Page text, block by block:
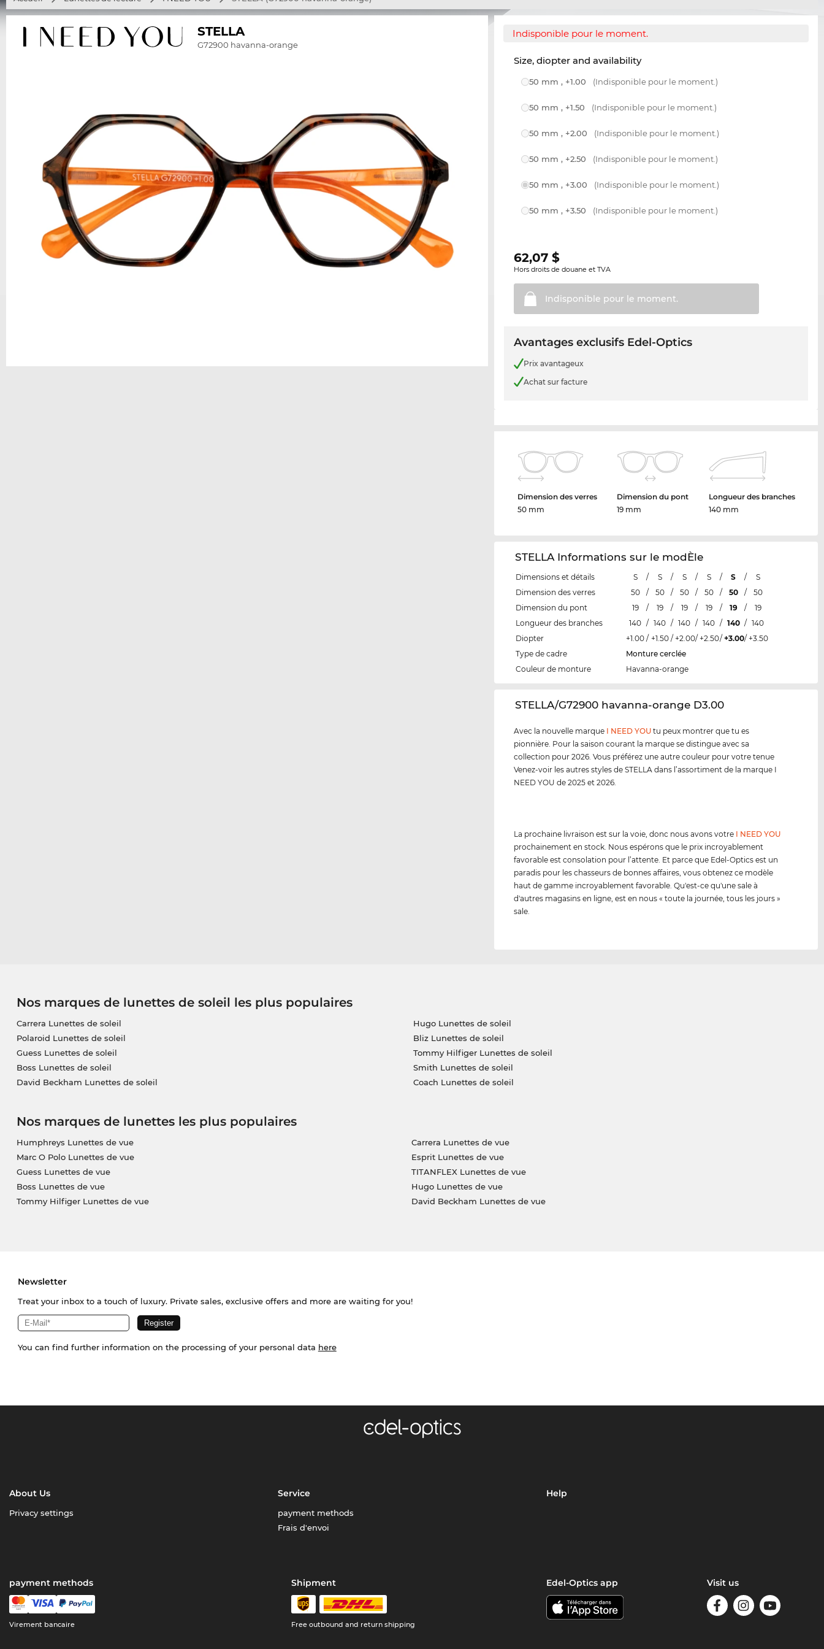
STELLA
G72900 havanna-orange
Indisponible pour le moment.
Size, diopter and availability
50 mm , +1.00 (Indisponible pour le moment.)
50 mm , +1.50 (Indisponible pour le moment.)
50 mm , +2.00 (Indisponible pour le moment.)
50 mm , +2.50 (Indisponible pour le moment.)
50 mm , +3.00 (Indisponible pour le moment.)
50 mm , +3.50 (Indisponible pour le moment.)
62,07 $
Hors droits de douane et TVA
Indisponible pour le moment.
Avantages exclusifs Edel-Optics
Prix avantageux
Achat sur facture
Dimension des verres
50 mm
Dimension du pont
19 mm
Longueur des branches
140 mm
STELLA Informations sur le modÈle
Dimensions et détails S / S / S / S / S /
S
Dimension des verres
50 / 50 / 50 / 50 / 50 /
50
Dimension du pont
19 / 19 / 19 / 19 / 19 /
19
Longueur des branches
140 / 140 / 140 / 140 / 140 / 140
Diopter
+1.00 / +1.50 / +2.00/ +2.50/ +3.00/ +3.50
Type de cadre
Monture cerclée
Couleur de monture
Havanna-orange
‌STELLA/G72900 havanna-orange D3.00
Avec la nouvelle marque I NEED YOU tu peux montrer que tu es
pionnière. Pour la saison courant la marque se distingue avec sa
collection pour 2026. Vous préférez une autre couleur pour votre tenue
Venez-voir les autres styles de STELLA dans l’assortiment de la marque I
NEED YOU de 2025 et 2026.
La prochaine livraison est sur la voie, donc nous avons votre I NEED YOU
prochainement en stock. Nous espérons que le prix incroyablement
favorable est consolation pour l’attente. Et parce que Edel-Optics est un
paradis pour les chasseurs de bonnes affaires, vous obtenez ce modèle
haut de gamme incroyablement favorable. Qu'est-ce qu'une sale à
d'autres magasins en ligne, est en nous « toute la journée, tous les jours »
sale.
Nos marques de lunettes de soleil les plus populaires
Carrera Lunettes de soleil
Polaroid Lunettes de soleil
Guess Lunettes de soleil
Boss Lunettes de soleil
David Beckham Lunettes de soleil
Hugo Lunettes de soleil
Bliz Lunettes de soleil
Tommy Hilfiger Lunettes de soleil
Smith Lunettes de soleil
Coach Lunettes de soleil
Nos marques de lunettes les plus populaires
Humphreys Lunettes de vue
Marc O Polo Lunettes de vue
Guess Lunettes de vue
Boss Lunettes de vue
Tommy Hilfiger Lunettes de vue
Carrera Lunettes de vue
Esprit Lunettes de vue
TITANFLEX Lunettes de vue
Hugo Lunettes de vue
David Beckham Lunettes de vue
Newsletter
Treat your inbox to a touch of luxury. Private sales, exclusive offers and more are waiting for you!
You can find further information on the processing of your personal data here
About Us
Privacy settings
Service
payment methods
Frais d'envoi
Help
payment methods
Virement bancaire
Shipment
Free outbound and return shipping
Edel-Optics app Visit us